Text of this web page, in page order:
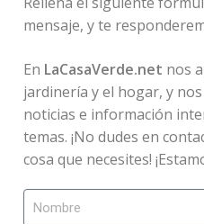
mensaje, y te
En LaCasaVerde.net nos
jardinería y el hogar, y
noticias e información
temas. ¡No dudes en
cosa que necesites!